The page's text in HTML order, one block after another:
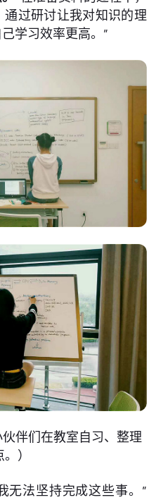
过研讨让我对知识的理
学习效率更高。”
伙伴们在教室自习、整理
）
无法坚持完成这些事。”